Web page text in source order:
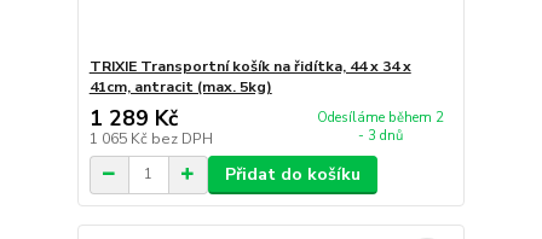
TRIXIE Transportní košík na řidítka, 44 x 34 x
41cm, antracit (max. 5kg)
1 289 Kč
1 065 Kč bez DPH
Odesíláme během 2
- 3 dnů
Přidat do košíku